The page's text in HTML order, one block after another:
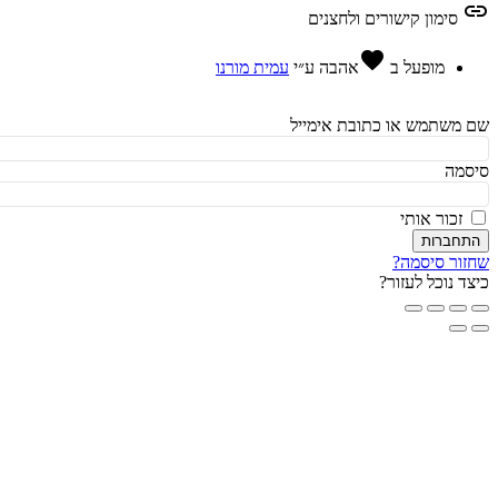
סימון קישורים ולחצנים
מופעל בfavorite אהבהע״י עמית מורנו
או כתובת אימייל
זכור אותי
סיסמה?
נוכל לעזור?